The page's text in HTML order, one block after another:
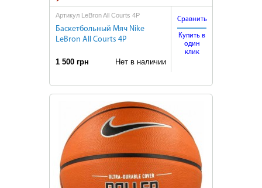
Артикул LeBron All Courts 4P
Баскетбольный Мяч Nike
LeBron All Courts 4P
1 500 грн Нет в наличии
Сравнить
Купить в
один
клик